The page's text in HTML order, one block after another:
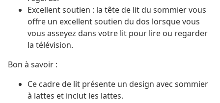
Excellent soutien : la tête de lit du sommier vous
offre un excellent soutien du dos lorsque vous
vous asseyez dans votre lit pour lire ou regarder
la télévision.
Bon à savoir :
Ce cadre de lit présente un design avec sommier
à lattes et inclut les lattes.